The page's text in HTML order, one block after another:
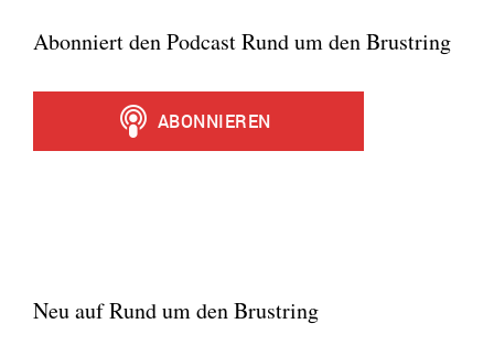
Abonniert den Podcast Rund um den Brustring
Neu auf Rund um den Brustring